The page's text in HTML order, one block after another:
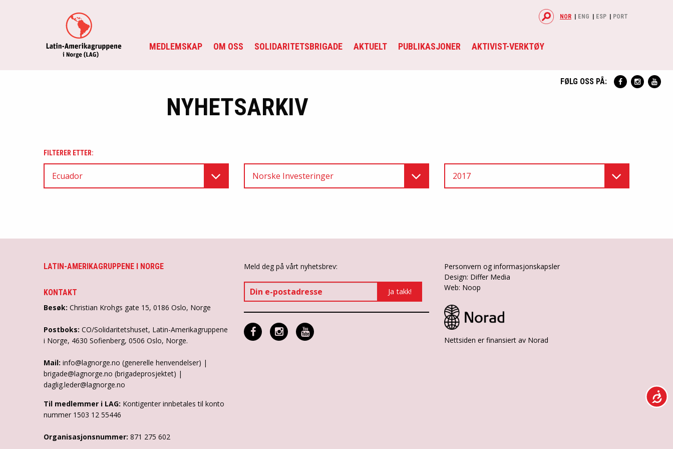
MEDLEMSKAP OM OSS SOLIDARITETSBRIGADE AKTUELT PUBLIKASJONER AKTIVIST-VERKTØY
NOR ENG ESP PORT
FØLG OSS PÅ:
NYHETSARKIV
FILTERER ETTER:
Ecuador Norske Investeringer 2017
LATIN-AMERIKAGRUPPENE I NORGE
KONTAKT
Besøk: Christian Krohgs gate 15, 0186 Oslo, Norge
Postboks: CO/Solidaritetshuset, Latin-Amerikagruppene
i Norge, 4630 Sofienberg, 0506 Oslo, Norge.
Mail: info@lagnorge.no (generelle henvendelser) |
brigade@lagnorge.no (brigadeprosjektet) |
daglig.leder@lagnorge.no
Til medlemmer i LAG: Kontigenter innbetales til konto
nummer 1503 12 55446
Organisasjonsnummer: 871 275 602
Meld deg på vårt nyhetsbrev:
Personvern og informasjonskapsler
Design: Differ Media
Web: Noop
Nettsiden er finansiert av Norad